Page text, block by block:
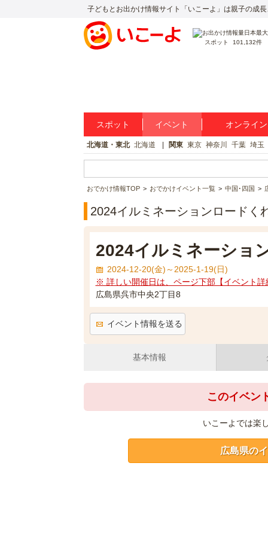
子どもとお出かけ情報サイト「いこーよ」は親子の成長
スポット 101,132件
スポット イベント オンライ
北海道・東北 北海道 関東 東京 神奈川 千葉 埼玉
おでかけ情報TOP おでかけイベント一覧 中国･四国
2024イルミネーションロードく
2024イルミネーショ
2024-12-20(金)～2025-1-19(日)
※ 詳しい開催日は、ページ下部【イベント詳
広島県呉市中央2丁目8
イベント情報を送る
基本情報
このイベン
いこーよでは楽
広島県の